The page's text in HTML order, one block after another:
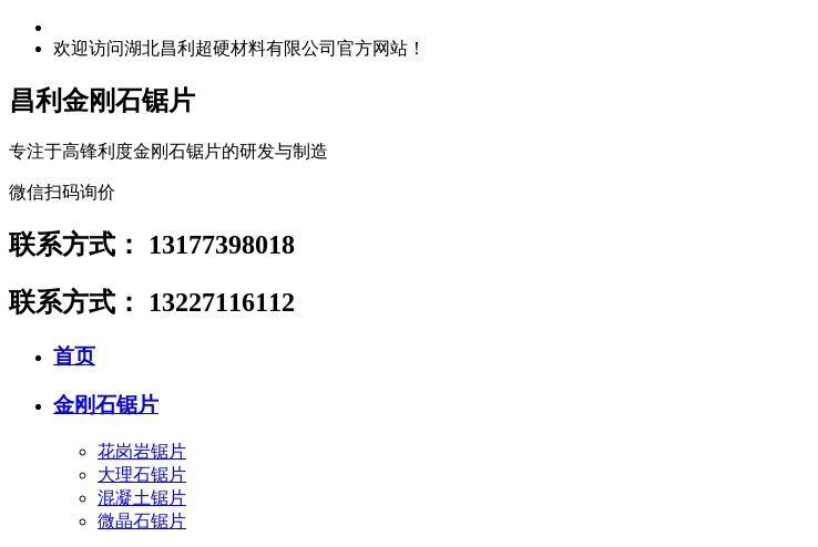
欢迎访问湖北昌利超硬材料有限公司官方网站！
昌利金刚石锯片
专注于高锋利度金刚石锯片的研发与制造
微信扫码询价
联系方式：
13177398018
联系方式：
13227116112
首页
金刚石锯片
花岗岩锯片
大理石锯片
混凝土锯片
微晶石锯片